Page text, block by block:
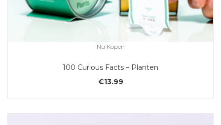
Nu Kopen
100 Curious Facts – Planten
€13.99